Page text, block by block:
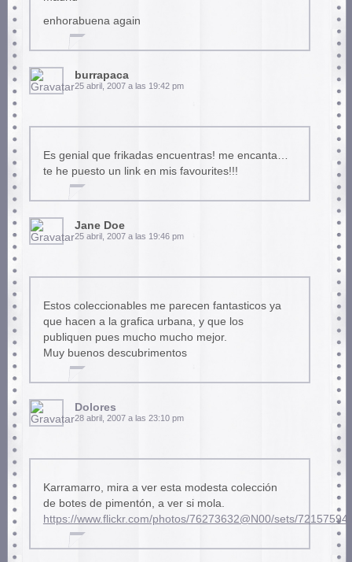
enhorabuena again
burrapaca
25 abril, 2007 a las 19:42 pm
Es genial que frikadas encuentras! me encanta…
te he puesto un link en mis favourites!!!
Jane Doe
25 abril, 2007 a las 19:46 pm
Estos coleccionables me parecen fantasticos ya
que hacen a la grafica urbana, y que los
publiquen pues mucho mucho mejor.
Muy buenos descubrimentos
Dolores
28 abril, 2007 a las 23:10 pm
Karramarro, mira a ver esta modesta colección
de botes de pimentón, a ver si mola.
https://www.flickr.com/photos/76273632@N00/sets/